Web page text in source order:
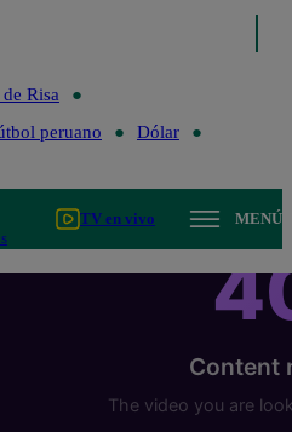
Risa
peruano
Dólar
TV en vivo MENÚ